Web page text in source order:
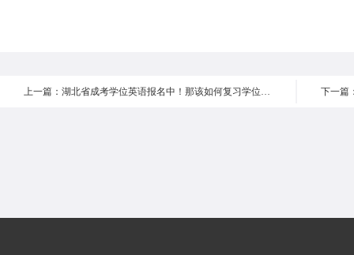
上一篇：湖北省成考学位英语报名中！那该如何复习学位英语！？